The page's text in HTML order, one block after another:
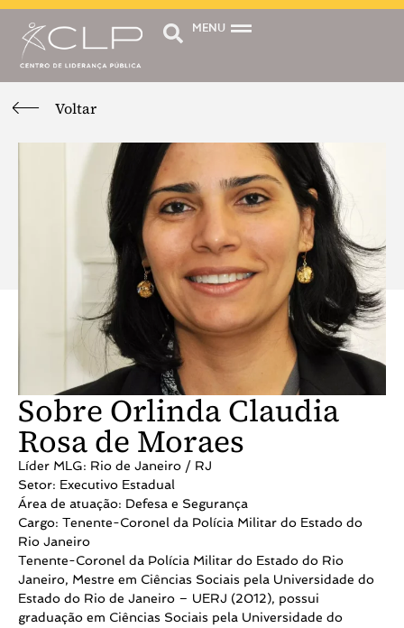
MENU
Voltar
Sobre Orlinda Claudia
Rosa de Moraes
Líder MLG: Rio de Janeiro / RJ
Setor: Executivo Estadual
Área de atuação: Defesa e Segurança
Cargo: Tenente-Coronel da Polícia Militar do Estado do
Rio Janeiro
Tenente-Coronel da Polícia Militar do Estado do Rio
Janeiro, Mestre em Ciências Sociais pela Universidade do
Estado do Rio de Janeiro – UERJ (2012), possui
graduação em Ciências Sociais pela Universidade do